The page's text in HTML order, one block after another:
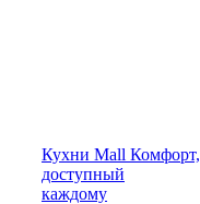
Кухни Mall Комфорт,
доступный
каждому